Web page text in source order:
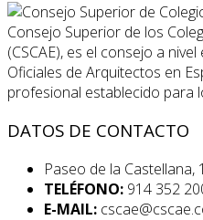
Consejo Superior de los
(CSCAE), es el consejo a
Oficiales de Arquitectos en
profesional establecido para
DATOS DE CONTACTO
Paseo de la
TELÉFONO: 914 352
E-MAIL: